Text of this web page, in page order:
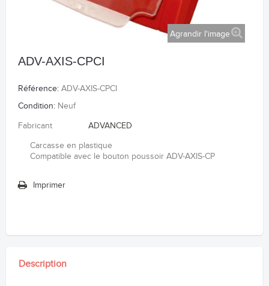
Agrandir l'image
ADV-AXIS-CPCI
Référence: ADV-AXIS-CPCI
Condition: Neuf
Fabricant ADVANCED
Carcasse en plastique
Compatible avec le bouton poussoir ADV-AXIS-CP
Imprimer
Description